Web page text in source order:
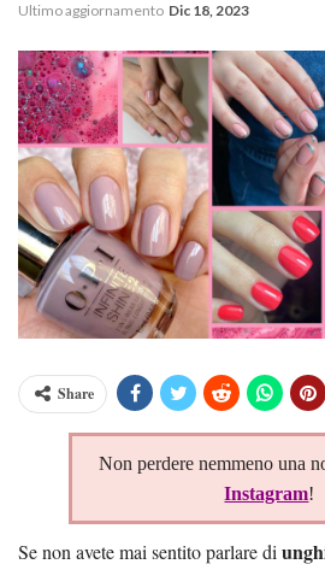
Ultimo aggiornamento Dic 18, 2023
Share
Non perdere nemmeno una
Instagram!
Se non avete mai sentito parlare di